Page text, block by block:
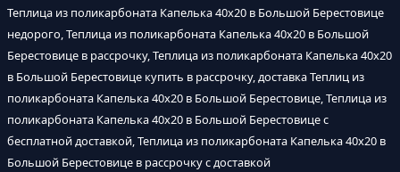
Теплица из поликарбоната Капелька 40х20 в Большой Берестовице
недорого, Теплица из поликарбоната Капелька 40х20 в Большой
Берестовице в рассрочку, Теплица из поликарбоната Капелька 40х20
в Большой Берестовице купить в рассрочку, доставка Теплиц из
поликарбоната Капелька 40х20 в Большой Берестовице, Теплица из
поликарбоната Капелька 40х20 в Большой Берестовице с
бесплатной доставкой, Теплица из поликарбоната Капелька 40х20 в
Большой Берестовице в рассрочку с доставкой